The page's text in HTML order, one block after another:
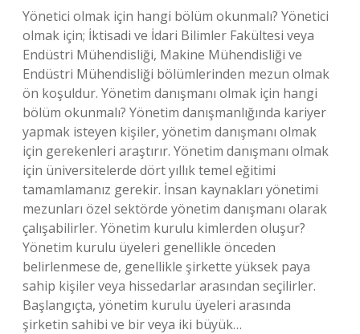
Yönetici olmak için hangi bölüm okunmalı? Yönetici
olmak için; İktisadi ve İdari Bilimler Fakültesi veya
Endüstri Mühendisliği, Makine Mühendisliği ve
Endüstri Mühendisliği bölümlerinden mezun olmak
ön koşuldur. Yönetim danışmanı olmak için hangi
bölüm okunmalı? Yönetim danışmanlığında kariyer
yapmak isteyen kişiler, yönetim danışmanı olmak
için gerekenleri araştırır. Yönetim danışmanı olmak
için üniversitelerde dört yıllık temel eğitimi
tamamlamanız gerekir. İnsan kaynakları yönetimi
mezunları özel sektörde yönetim danışmanı olarak
çalışabilirler. Yönetim kurulu kimlerden oluşur?
Yönetim kurulu üyeleri genellikle önceden
belirlenmese de, genellikle şirkette yüksek paya
sahip kişiler veya hissedarlar arasından seçilirler.
Başlangıçta, yönetim kurulu üyeleri arasında
şirketin sahibi ve bir veya iki büyük…